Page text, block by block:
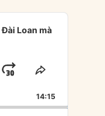
Loan mà
JUMP
FORWARD
SHARE
EPISODE
14:15